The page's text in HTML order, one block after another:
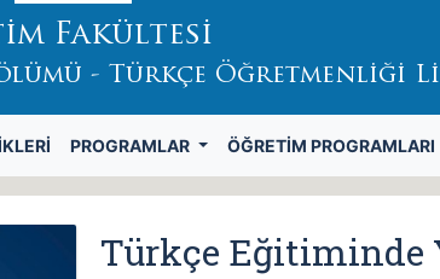
Fakültesi
- Türkçe Öğretmenliği
PROGRAMLAR ÖĞRETIM PROGRAMLARI
Türkçe Eğitiminde